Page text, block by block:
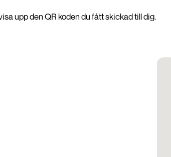
upp den QR koden du fått skickad till dig.